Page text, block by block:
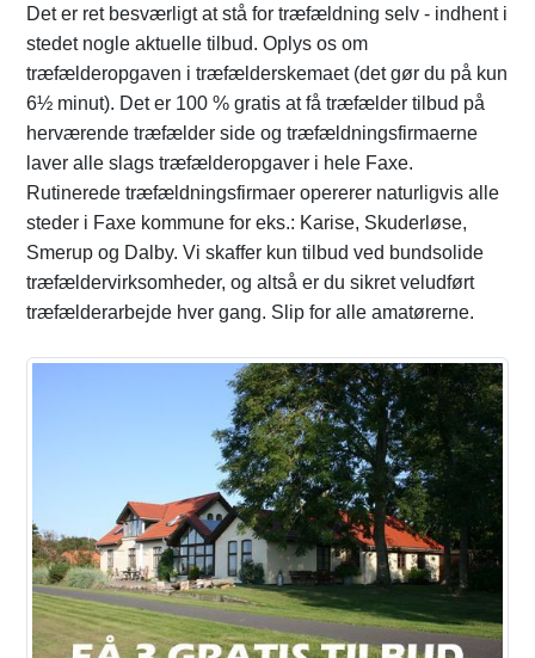
Det er ret besværligt at stå for træfældning selv - indhent i
stedet nogle aktuelle tilbud. Oplys os om
træfælderopgaven i træfælderskemaet (det gør du på kun
6½ minut). Det er 100 % gratis at få træfælder tilbud på
herværende træfælder side og træfældningsfirmaerne
laver alle slags træfælderopgaver i hele Faxe.
Rutinerede træfældningsfirmaer opererer naturligvis alle
steder i Faxe kommune for eks.: Karise, Skuderløse,
Smerup og Dalby. Vi skaffer kun tilbud ved bundsolide
træfældervirksomheder, og altså er du sikret veludført
træfælderarbejde hver gang. Slip for alle amatørerne.